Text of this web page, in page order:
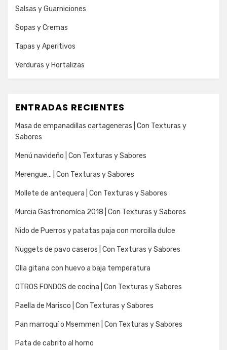
Salsas y Guarniciones
Sopas y Cremas
Tapas y Aperitivos
Verduras y Hortalizas
ENTRADAS RECIENTES
Masa de empanadillas cartageneras | Con Texturas y
Sabores
Menú navideño | Con Texturas y Sabores
Merengue… | Con Texturas y Sabores
Mollete de antequera | Con Texturas y Sabores
Murcia Gastronomíca 2018 | Con Texturas y Sabores
Nido de Puerros y patatas paja con morcilla dulce
Nuggets de pavo caseros | Con Texturas y Sabores
Olla gitana con huevo a baja temperatura
OTROS FONDOS de cocina | Con Texturas y Sabores
Paella de Marisco | Con Texturas y Sabores
Pan marroquí o Msemmen | Con Texturas y Sabores
Pata de cabrito al horno